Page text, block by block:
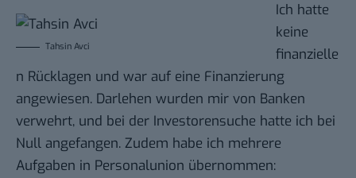
Tahsin Avci
Ich hatte
keine
finanzielle
n Rücklagen und war auf eine Finanzierung
angewiesen. Darlehen wurden mir von Banken
verwehrt, und bei der Investorensuche hatte ich bei
Null angefangen. Zudem habe ich mehrere
Aufgaben in Personalunion übernommen: